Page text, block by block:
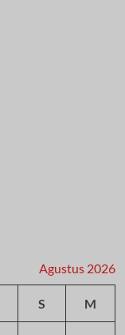
Agustus 2026
S M